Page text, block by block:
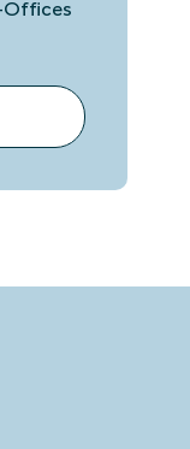
Offices